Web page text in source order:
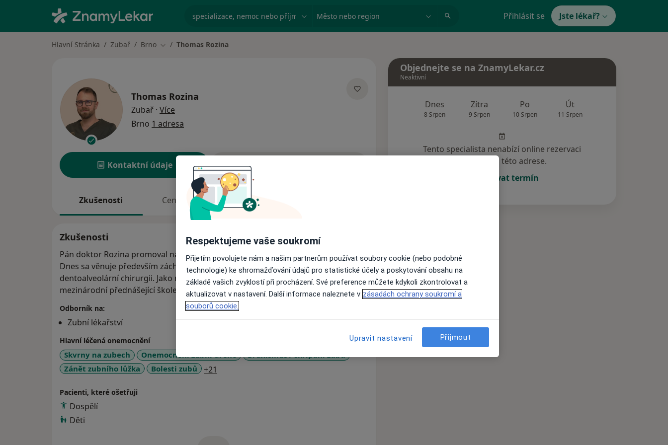
specializace, nemoc nebo příjmení Město nebo region Přihlásit se Jste lékař?
Hlavní Stránka Zubař Brno Změna města
Thomas Rozina
Thomas Rozina
Zubař · Více
Brno 1 adresa
Kontaktní údaje
Zkušenosti Ceník Adresy
Zkušenosti
Pán doktor Rozina promoval na Slovenské zdravotnícké univerzitě v Bratislavě.
Dnes sa věnuje především záchovné stomatológii, parodontológii a
dentoalveolární chirurgii. Jako nadšenec v oblasti prevence působí jako
mezinárodní přednášející školení iTOP.
Odborník na:
Zubní lékařství
Hlavní léčená onemocnění
Skvrny na zubech Onemocnění zubní dřeně
Bruxismus / skřípání zubů
Zánět zubního lůžka
Bolesti zubů +21
Pacienti, které ošetřuji
Dospělí
Děti
Objednejte se na ZnamyLekar.cz
Neaktivní
Dnes
8 Srpen
Zítra
9 Srpen
Po
10 Srpen
Út
11 Srpen
Tento specialista nenabízí online rezervaci
termínu na této adrese.
Rezervovat termín
Respektujeme vaše soukromí
Přijetím povolujete nám a našim partnerům používat soubory cookie (nebo podobné
technologie) ke shromažďování údajů pro statistické účely a poskytování obsahu na
základě vašich zvyklostí při procházení. Své preference můžete kdykoli zkontrolovat a
aktualizovat v nastavení. Další informace naleznete v zásadách ochrany soukromí a
souborů cookie.
Upravit nastavení Přijmout